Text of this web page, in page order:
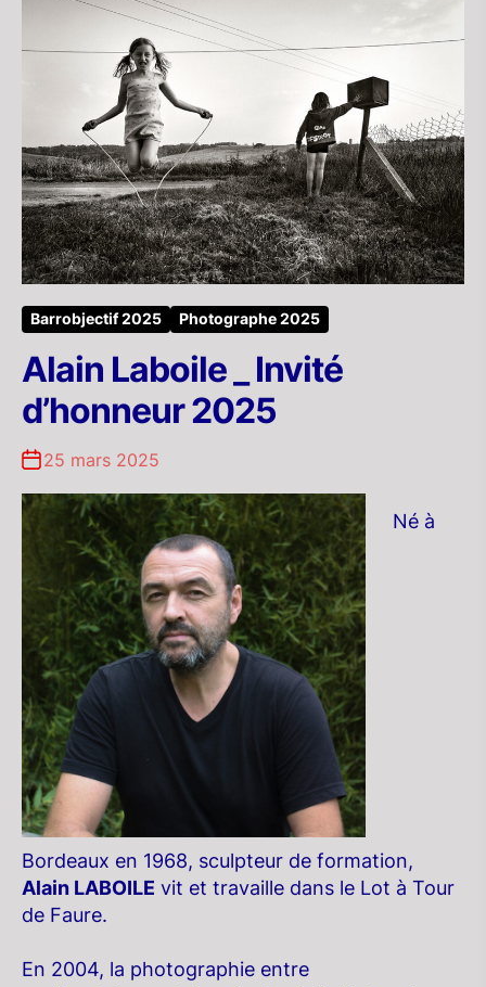
Barrobjectif 2025 Photographe 2025
Alain Laboile _ Invité
d’honneur 2025
25 mars 2025
Né à
Bordeaux en 1968, sculpteur de formation,
Alain LABOILE vit et travaille dans le Lot à Tour
de Faure.
En 2004, la photographie entre